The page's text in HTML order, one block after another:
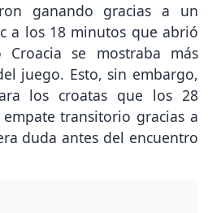
ganando gracias a un
a los 18 minutos que abrió
Croacia se mostraba más
juego. Esto, sin embargo,
los croatas que los 28
transitorio gracias a
duda antes del encuentro